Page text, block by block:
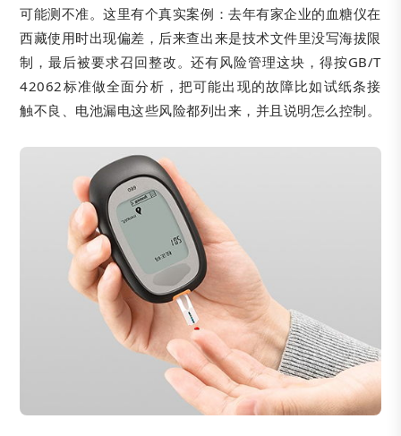
可能测不准。这里有个真实案例：去年有家企业的血糖仪在
西藏使用时出现偏差，后来查出来是技术文件里没写海拔限
制，最后被要求召回整改。还有风险管理这块，得按GB/T
42062标准做全面分析，把可能出现的故障比如试纸条接
触不良、电池漏电这些风险都列出来，并且说明怎么控制。